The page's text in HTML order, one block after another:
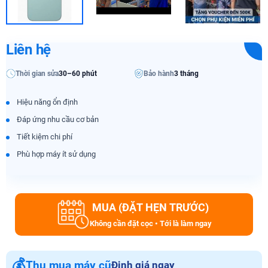
Liên hệ
Thời gian sửa30–60 phút Bảo hành3 tháng
Hiệu năng ổn định
Đáp ứng nhu cầu cơ bản
Tiết kiệm chi phí
Phù hợp máy ít sử dụng
MUA (ĐẶT HẸN TRƯỚC)
Không cần đặt cọc • Tới là làm ngay
Thu mua máy cũĐịnh giá ngay